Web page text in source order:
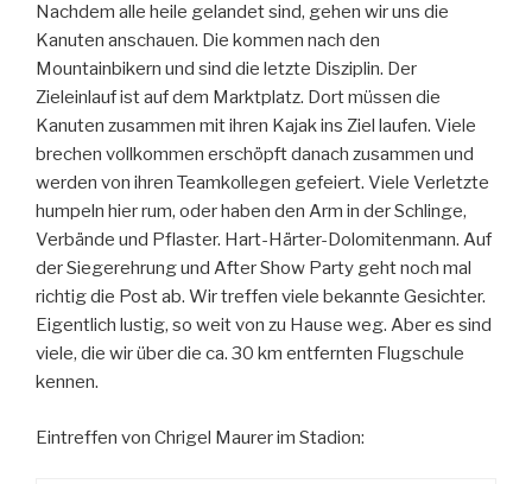
Nachdem alle heile gelandet sind, gehen wir uns die
Kanuten anschauen. Die kommen nach den
Mountainbikern und sind die letzte Disziplin. Der
Zieleinlauf ist auf dem Marktplatz. Dort müssen die
Kanuten zusammen mit ihren Kajak ins Ziel laufen. Viele
brechen vollkommen erschöpft danach zusammen und
werden von ihren Teamkollegen gefeiert. Viele Verletzte
humpeln hier rum, oder haben den Arm in der Schlinge,
Verbände und Pflaster. Hart-Härter-Dolomitenmann. Auf
der Siegerehrung und After Show Party geht noch mal
richtig die Post ab. Wir treffen viele bekannte Gesichter.
Eigentlich lustig, so weit von zu Hause weg. Aber es sind
viele, die wir über die ca. 30 km entfernten Flugschule
kennen.
Eintreffen von Chrigel Maurer im Stadion: